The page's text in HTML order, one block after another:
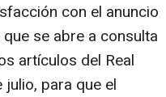
con el anuncio
se abre a consulta
artículos del Real
para que el